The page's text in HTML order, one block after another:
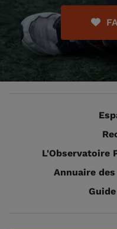
L'Observatoire
Annuaire